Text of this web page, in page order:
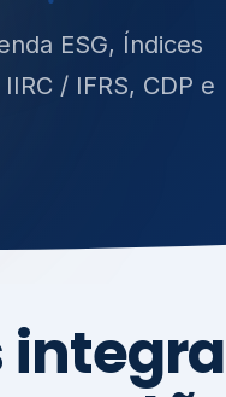
Gestão de